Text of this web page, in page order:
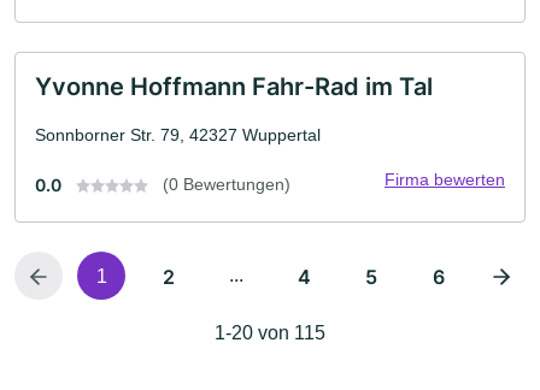
Yvonne Hoffmann Fahr-Rad im Tal
Sonnborner Str. 79, 42327 Wuppertal
0.0 (0 Bewertungen) Firma bewerten
1 2 ... 4 5 6
1-20 von 115